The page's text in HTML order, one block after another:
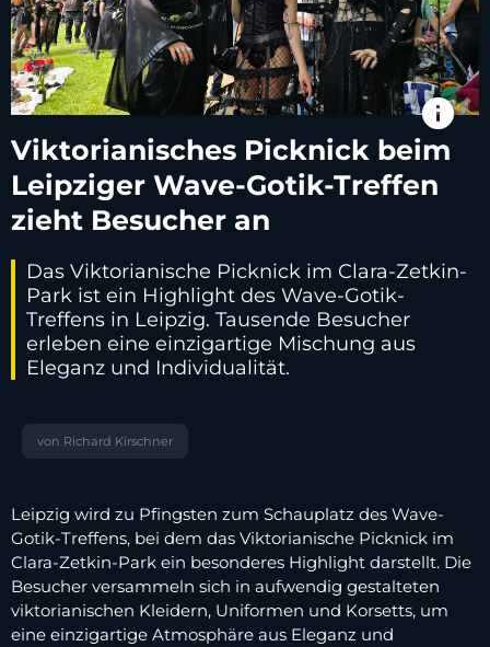
info
Viktorianisches Picknick beim
Leipziger Wave-Gotik-Treffen
zieht Besucher an
Das Viktorianische Picknick im Clara-Zetkin-
Park ist ein Highlight des Wave-Gotik-
Treffens in Leipzig. Tausende Besucher
erleben eine einzigartige Mischung aus
Eleganz und Individualität.
von Richard Kirschner
Leipzig wird zu Pfingsten zum Schauplatz des Wave-
Gotik-Treffens, bei dem das Viktorianische Picknick im
Clara-Zetkin-Park ein besonderes Highlight darstellt. Die
Besucher versammeln sich in aufwendig gestalteten
viktorianischen Kleidern, Uniformen und Korsetts, um
eine einzigartige Atmosphäre aus Eleganz und